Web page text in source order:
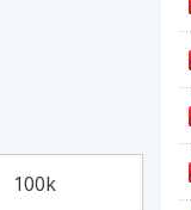
100k